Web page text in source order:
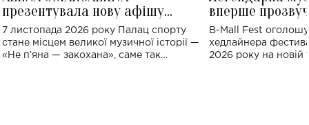
презентувала нову афішу
великого концерту в Палаці
спорту
7 листопада 2026 року Палац спорту
стане місцем великої музичної історії —
«Не пʼяна — закохана», саме так
вперше
Україні: де
B-Mall Fest
хедлайнера
2026 року на новій